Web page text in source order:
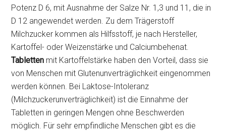
Potenz D 6, mit Ausnahme der Salze Nr. 1,3 und 11, die in
D 12 angewendet werden. Zu dem Trägerstoff
Milchzucker kommen als Hilfsstoff, je nach Hersteller,
Kartoffel- oder Weizenstärke und Calciumbehenat.
Tabletten mit Kartoffelstärke haben den Vorteil, dass sie
von Menschen mit Glutenunverträglichkeit eingenommen
werden können. Bei Laktose-Intoleranz
(Milchzuckerunverträglichkeit) ist die Einnahme der
Tabletten in geringen Mengen ohne Beschwerden
möglich. Für sehr empfindliche Menschen gibt es die